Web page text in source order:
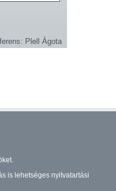
Plell Ágota
is lehetséges nyitvatartási